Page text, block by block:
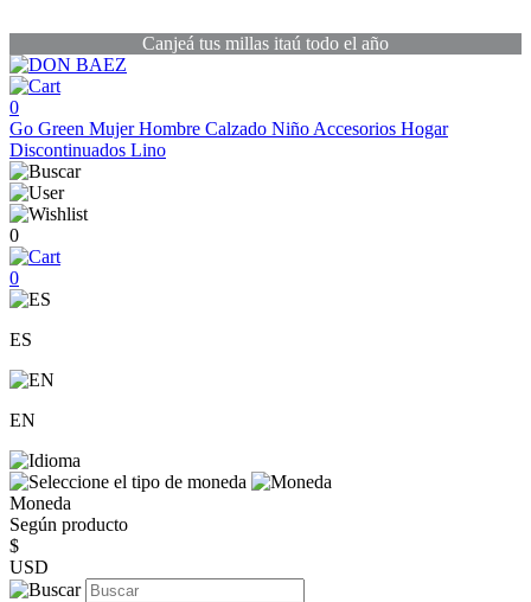
Canjeá tus millas itaú todo el año
0
Go Green MujerHombre Calzado Niño Accesorios Hogar
Discontinuados Lino
0
0
ES
EN
Moneda
Según producto
$
USD